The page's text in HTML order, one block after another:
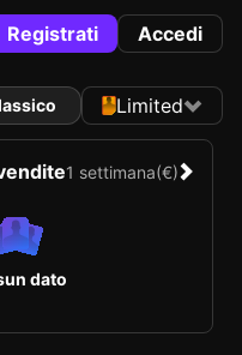
Registrati Accedi
Limited
1 settimana(€)
dato